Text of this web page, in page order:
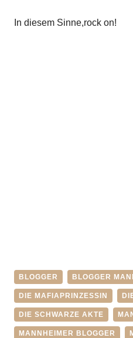
In diesem Sinne,rock on!
BLOGGER BLOGGER
DIE MAFIAPRINZESSIN
DIE SCHWARZE AKTE
MANNHEIMER BLOGGER